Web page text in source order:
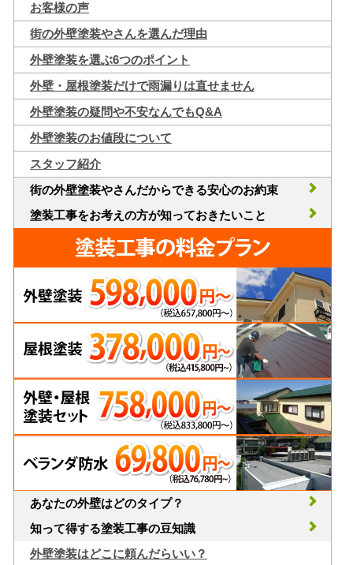
お客様の声
街の外壁塗装やさんを選んだ理由
外壁塗装を選ぶ6つのポイント
外壁・屋根塗装だけで雨漏りは直せません
外壁塗装の疑問や不安なんでもQ&A
外壁塗装のお値段について
スタッフ紹介
街の外壁塗装やさんだからできる安心のお約束
塗装工事をお考えの方が知っておきたいこと
あなたの外壁はどのタイプ？
知って得する塗装工事の豆知識
外壁塗装はどこに頼んだらいい？